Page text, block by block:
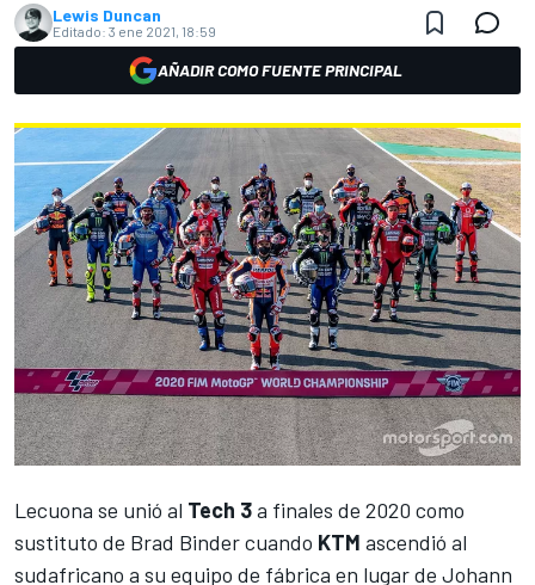
Lewis Duncan
Editado: 3 ene 2021, 18:59
AÑADIR COMO FUENTE PRINCIPAL
Lecuona se unió al Tech 3a finales de 2020 como
sustituto de Brad Bindercuando KTM ascendió al
sudafricano a su equipo de fábrica en lugar de Johann